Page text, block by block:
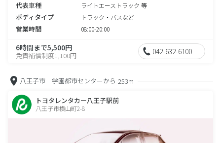
代表車種 ライトエーストラック 等
ボディタイプ トラック・バスなど
営業時間 08:00-20:00
6時間まで5,500円
免責補償制度1,100円 042-632-6100
八王子市 学園都市センターから 253m
トヨタレンタカー八王子駅前
八王子市横山町2-8